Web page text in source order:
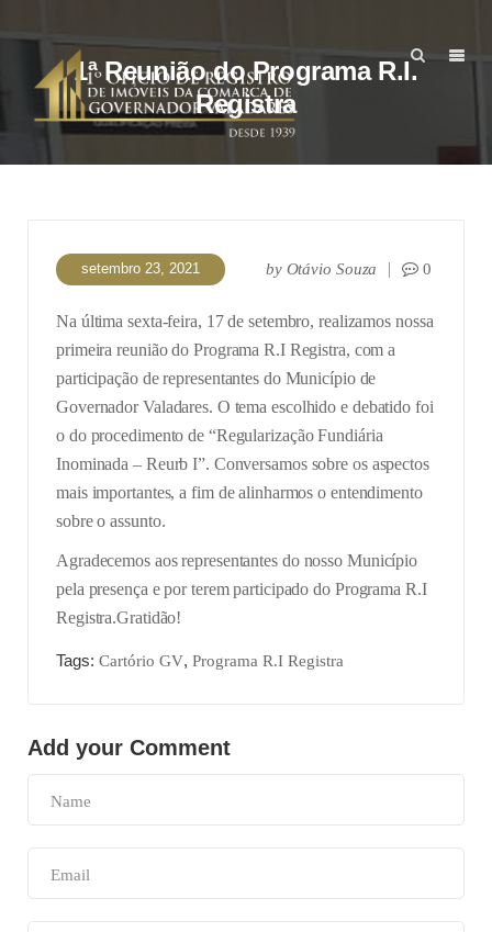
1ª Reunião do Programa R.I.
Registra
setembro 23, 2021 by Otávio Souza 0
Na última sexta-feira, 17 de setembro, realizamos nossa
primeira reunião do Programa R.I Registra, com a
participação de representantes do Município de
Governador Valadares. O tema escolhido e debatido foi
o do procedimento de “Regularização Fundiária
Inominada – Reurb I”. Conversamos sobre os aspectos
mais importantes, a fim de alinharmos o entendimento
sobre o assunto.
Agradecemos aos representantes do nosso Município
pela presença e por terem participado do Programa R.I
Registra.Gratidão!
Tags: Cartório GV, Programa R.I Registra
Add your Comment